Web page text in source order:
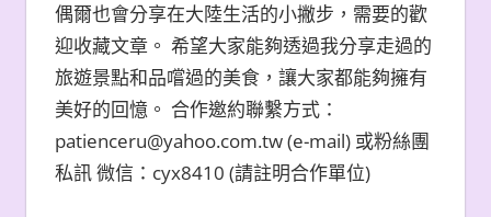
偶爾也會分享在大陸生活的小撇步，需要的歡
迎收藏文章。 希望大家能夠透過我分享走過的
旅遊景點和品嚐過的美食，讓大家都能夠擁有
美好的回憶。 合作邀約聯繫方式：
patienceru@yahoo.com.tw (e-mail) 或粉絲團
私訊 微信：cyx8410 (請註明合作單位)